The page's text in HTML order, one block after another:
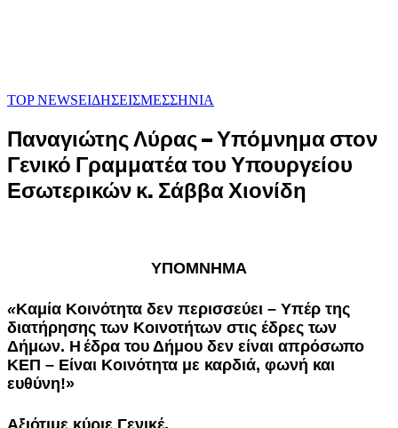
TOP NEWSΕΙΔΗΣΕΙΣΜΕΣΣΗΝΙΑ
Παναγιώτης Λύρας – Υπόμνημα στον
Γενικό Γραμματέα του Υπουργείου
Εσωτερικών κ. Σάββα Χιονίδη
ΥΠΟΜΝΗΜΑ
«Καμία Κοινότητα δεν περισσεύει – Υπέρ της
διατήρησης των Κοινοτήτων στις έδρες των
Δήμων. Η έδρα του Δήμου δεν είναι απρόσωπο
ΚΕΠ – Είναι Κοινότητα με καρδιά, φωνή και
ευθύνη!»
Αξιότιμε κύριε Γενικέ,